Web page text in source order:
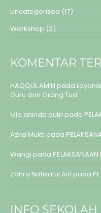
Uncategorized (17)
Workshop (2)
KOMENTAR
HAQQUL AMIN pada
Guru dan Orang Tua
Mia aninda putri pada
Azka Mukti pada
Wangi pada PELAKSANAAN
Zahra Nafisatul Ain pada
INFO SEKOLAH